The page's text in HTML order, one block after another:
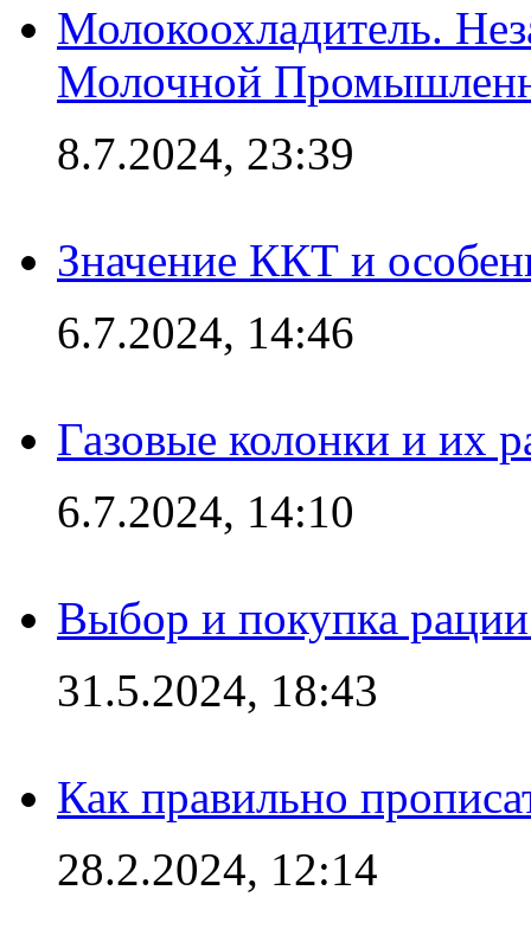
Молокоохладитель.
Молочной
8.7.2024, 23:39
Значение ККТ и
6.7.2024, 14:46
Газовые колонки и их
6.7.2024, 14:10
Выбор и покупка
31.5.2024, 18:43
Как правильно
28.2.2024, 12:14